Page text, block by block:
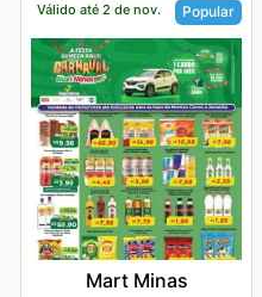
Válido até 2 de nov. Popular
Mart Minas